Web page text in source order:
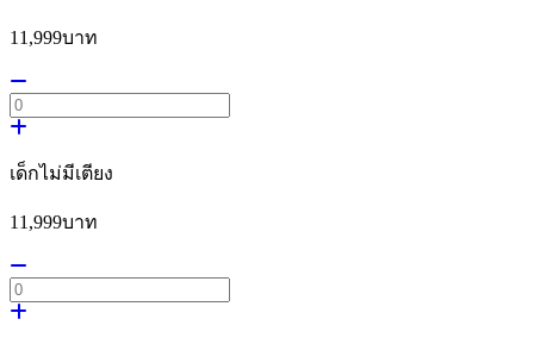
11,999บาท
เด็กไม่มีเตียง
11,999บาท